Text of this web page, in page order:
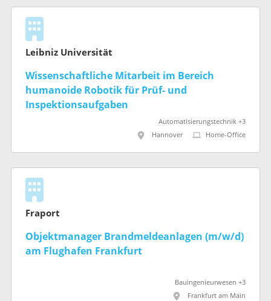
Leibniz Universität
Wissenschaftliche Mitarbeit im Bereich
humanoide Robotik für Prüf- und
Inspektionsaufgaben
Automatisierungstechnik +3
Hannover
Home-Office
Fraport
Objektmanager Brandmeldeanlagen (m/w/d)
am Flughafen Frankfurt
Bauingenieurwesen +3
Frankfurt am Main